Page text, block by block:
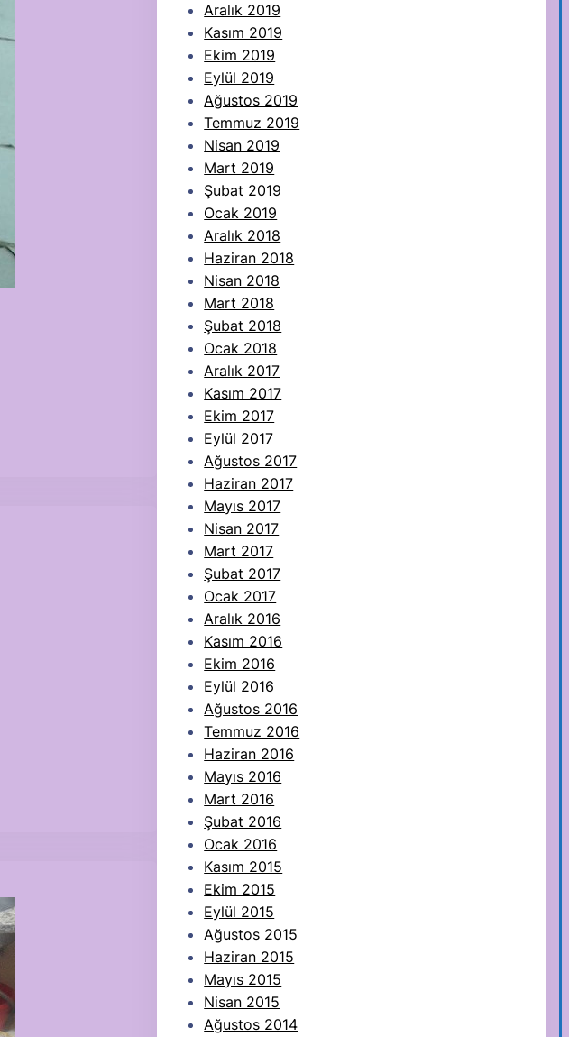
Aralık 2019
Kasım 2019
Ekim 2019
Eylül 2019
Ağustos 2019
Temmuz 2019
Nisan 2019
Mart 2019
Şubat 2019
Ocak 2019
Aralık 2018
Haziran 2018
Nisan 2018
Mart 2018
Şubat 2018
Ocak 2018
Aralık 2017
Kasım 2017
Ekim 2017
Eylül 2017
Ağustos 2017
Haziran 2017
Mayıs 2017
Nisan 2017
Mart 2017
Şubat 2017
Ocak 2017
Aralık 2016
Kasım 2016
Ekim 2016
Eylül 2016
Ağustos 2016
Temmuz 2016
Haziran 2016
Mayıs 2016
Mart 2016
Şubat 2016
Ocak 2016
Kasım 2015
Ekim 2015
Eylül 2015
Ağustos 2015
Haziran 2015
Mayıs 2015
Nisan 2015
Ağustos 2014